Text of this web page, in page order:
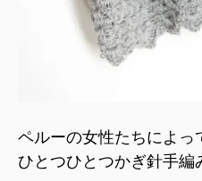
ペルーの女性たちによっ
ひとつひとつかぎ針手編